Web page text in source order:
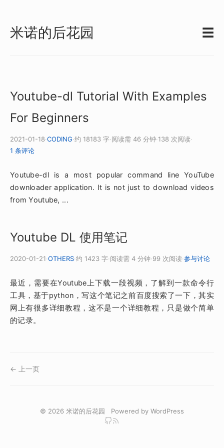
米诺的后花园 ☰
Youtube-dl Tutorial With Examples
For Beginners
2021-01-18·CODING·约 18183 字·阅读需 46 分钟·138 次阅读·
1 条评论
Youtube-dl is a most popular command line YouTube
downloader application. It is not just to download videos
from Youtube, ...
Youtube DL 使用笔记
2020-01-21·OTHERS·约 1423 字·阅读需 4 分钟·99 次阅读·参与讨论
最近，需要在Youtube上下载一段视频，了解到一款命令行
工具，基于python，写这个笔记之前百度搜索了一下，其实
网上有很多详细教程，这不是一个详细教程，只是做个简单
的记录。
← 上一页
© 2026 米诺的后花园 Powered by WordPress